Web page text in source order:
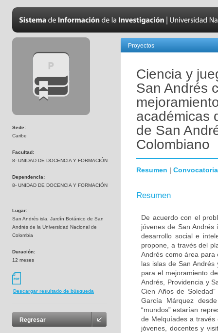
Sede:
Caribe
Facultad:
8- UNIDAD DE DOCENCIA Y FORMACIÓN
Dependencia:
8- UNIDAD DE DOCENCIA Y FORMACIÓN
Lugar:
San Andrés isla, Jardín Botánico de San
Andrés de la Universidad Nacional de
Colombia
Duración:
12 meses
Descargar resultado de búsqueda
Regresar
Proyectos
Ciencia y
San Andrés
académicas
de San
Colombiano
Resumen | Convocatoria
Resumen
De acuerdo con el
jóvenes de San
desarrollo social e
propone, a través del
Andrés como área para
las islas de San
para el mejoramiento
Andrés, Providencia y
Cien Años de
García Márquez
“mundos” estarían
de Melquíades a través
jóvenes, docentes y